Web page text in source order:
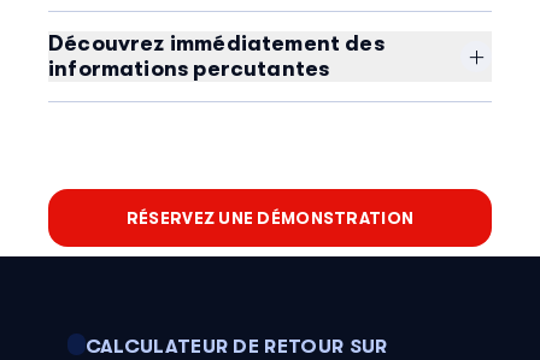
le travail d’équipe, suscitez l’adhésion et relevez
ensemble vos plus grands défis commerciaux.
Découvrez immédiatement des
informations percutantes
RÉSERVEZ UNE DÉMONSTRATION
CALCULATEUR DE RETOUR SUR